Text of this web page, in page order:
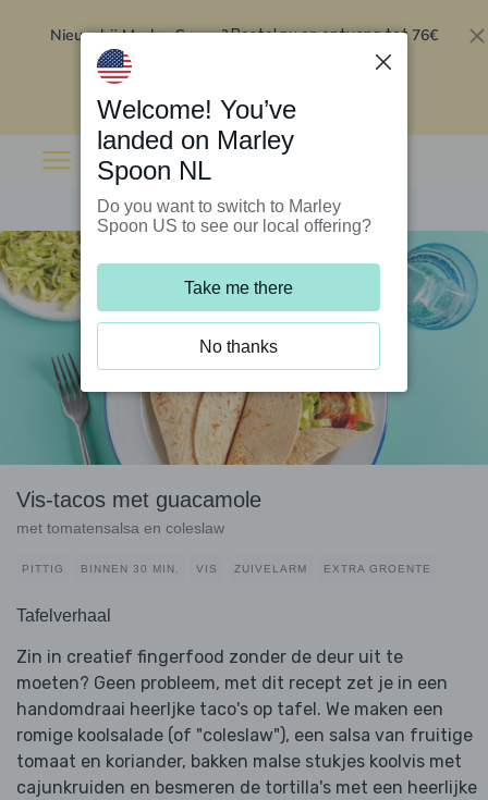
Nieuw bij Marley Spoon?Bestel nu en ontvang tot 76€
Vis-tacos met guacamole
met tomatensalsa en coleslaw
PITTIG BINNEN 30 MIN. VIS ZUIVELARM EXTRA GROENTE
Tafelverhaal
Zin in creatief fingerfood zonder de deur uit te
moeten? Geen probleem, met dit recept zet je in een
handomdraai heerljke taco's op tafel. We maken een
romige koolsalade (of "coleslaw"), een salsa van fruitige
tomaat en koriander, bakken malse stukjes koolvis met
cajunkruiden en besmeren de tortilla's met een heerlijke
Welcome! You’ve
landed on Marley
Spoon NL
Do you want to switch to Marley
Spoon US to see our local offering?
Take me there
No thanks